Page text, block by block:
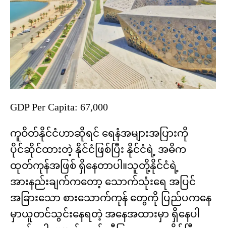
GDP Per Capita: 67,000
ကူဝိတ်နိုင်ငံဟာဆိုရင် ရေနံအများအပြားကို
ပိုင်ဆိုင်ထားတဲ့ နိုင်ငံဖြစ်ပြီး နိုင်ငံရဲ့ အဓိက
ထုတ်ကုန်အဖြစ် ရှိနေတာပါ။သူတို့နိုင်ငံရဲ့
အားနည်းချက်ကတော့ သောက်သုံးရေ အပြင်
အခြားသော စားသောက်ကုန် တွေကို ပြည်ပကနေ
မှာယူတင်သွင်းနေရတဲ့ အနေအထားမှာ ရှိနေပါ